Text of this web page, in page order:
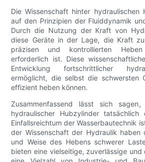
Die Wissenschaft hinter hydraulischen
auf den Prinzipien der Fluiddynamik
Durch die Nutzung der Kraft von
diese Geräte in der Lage, die Kraft
präzisen und kontrollierten
erforderlich ist. Diese
Entwicklung fortschrittlicher
ermöglicht, die selbst die schwersten
effizient heben können.
Zusammenfassend lässt sich
hydraulischer Hubzylinder
Einfallsreichtum der Wasserbautechnik
der Wissenschaft der Hydraulik haben
und Weise des Hebens schwerer
bieten eine vielseitige, zuverlässige